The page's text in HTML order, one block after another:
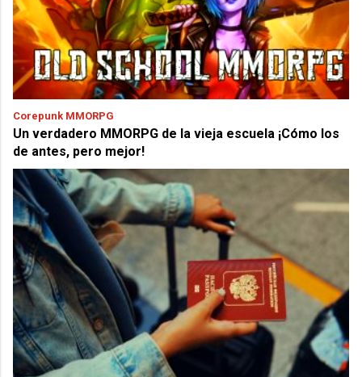
Corepunk MMORPG
Un verdadero MMORPG de la vieja escuela ¡Cómo los
de antes, pero mejor!